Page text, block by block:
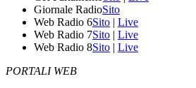
Giornale RadioSito
Web Radio 6Sito | Live
Web Radio 7Sito | Live
Web Radio 8Sito | Live
PORTALI WEB